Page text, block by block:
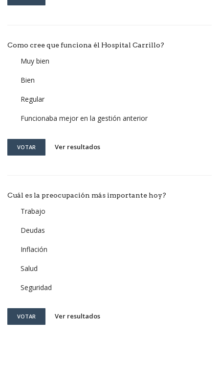
Como cree que funciona él Hospital Carrillo?
Muy bien
Bien
Regular
Funcionaba mejor en la gestión anterior
VOTAR Ver resultados
Cuál es la preocupación más importante hoy?
Trabajo
Deudas
Inflación
Salud
Seguridad
VOTAR Ver resultados